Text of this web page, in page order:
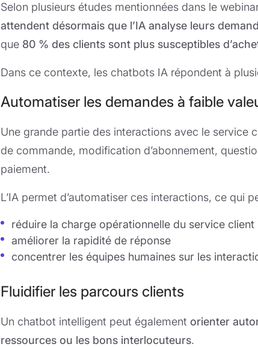
Selon plusieurs études mentionnées dans le
attendent désormais que l’IA analyse leurs
que 80 % des clients sont plus susceptibles
Dans ce contexte, les chatbots IA répondent à
Automatiser les demandes à faible
Une grande partie des interactions avec le service
de commande, modification d’abonnement,
paiement.
L’IA permet d’automatiser ces interactions, ce qui
réduire la charge opérationnelle du service client
améliorer la rapidité de réponse
concentrer les équipes humaines sur les
Fluidifier les parcours clients
Un chatbot intelligent peut égalementorienter
ressources ou les bons interlocuteurs.